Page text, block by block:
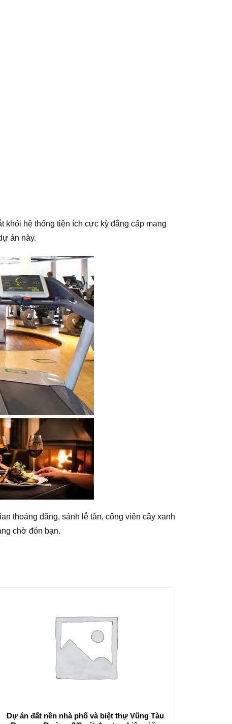
khỏi hệ thống tiện ích cực kỳ đẳng cấp mang
án này.
thoáng đãng, sảnh lễ tân, công viên cây xanh
chờ đón bạn.
Dự án đất nền nhà phố và biệt thự Vũng Tàu